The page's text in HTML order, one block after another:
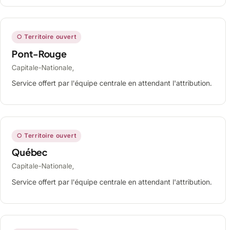
○ Territoire ouvert
Pont-Rouge
Capitale-Nationale,
Service offert par l'équipe centrale en attendant l'attribution.
○ Territoire ouvert
Québec
Capitale-Nationale,
Service offert par l'équipe centrale en attendant l'attribution.